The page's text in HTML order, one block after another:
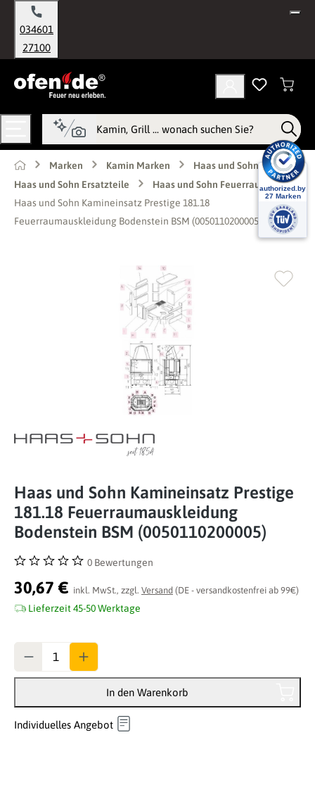
springen
034601
27100
Marken Kamin Marken
Haas und Sohn
Haas und Sohn Ersatzteile
Haas und Sohn Feuerraum
Haas und Sohn Kamineinsatz Prestige 181.18
Feuerraumauskleidung Bodenstein BSM (0050110200005)
Haas und Sohn Kamineinsatz Prestige
181.18 Feuerraumauskleidung
Bodenstein BSM (0050110200005)
Durchschnittliche Bewertung von 0 von 5 Sternen
0 Bewertungen
30,67 € inkl. MwSt., zzgl. Versand (DE - versandkostenfrei ab 99€)
Lieferzeit 45-50 Werktage
In den Warenkorb
Individuelles Angebot